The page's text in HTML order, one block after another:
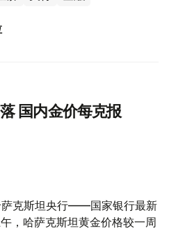
国内金价每克报
萨克斯坦央行——国家银行最新
，哈萨克斯坦黄金价格较一周